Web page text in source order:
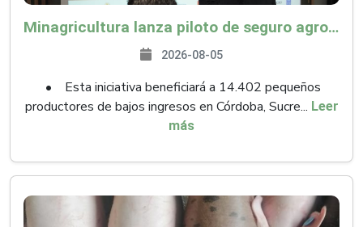
Minagricultura lanza piloto de seguro agropecuario por $9.625 millones para proteger a más de 14.000 pequeños productores contra riesgos del Fenómeno de El Niño
2026-08-05
• Esta iniciativa beneficiará a 14.402 pequeños
productores de bajos ingresos en Córdoba, Sucre... Leer
más